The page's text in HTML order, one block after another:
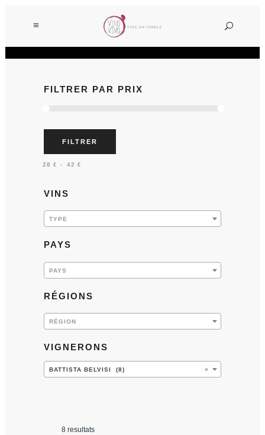
FILTRER PAR PRIX
FILTRER
28 €— 42 €
VINS
TYPE
PAYS
PAYS
RÉGIONS
RÉGION
VIGNERONS
×
BATTISTA BELVISI (8)
8 resultats